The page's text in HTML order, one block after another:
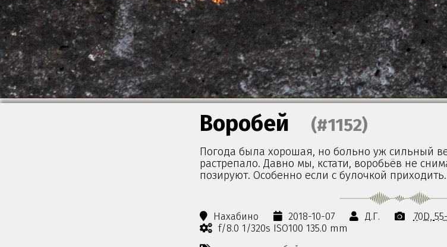
Воробей (#1152)
Погода была хорошая, но больно уж сильный
растрепало. Давно мы, кстати, воробьёв не
позируют. Особенно если с булочкой
Нахабино 2018-10-07 Д.Г. 70D
f/8.0 1/320s ISO100 135.0 mm